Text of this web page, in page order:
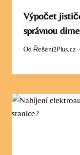
Výpočet
správnou
Od Řešení2Plus.cz